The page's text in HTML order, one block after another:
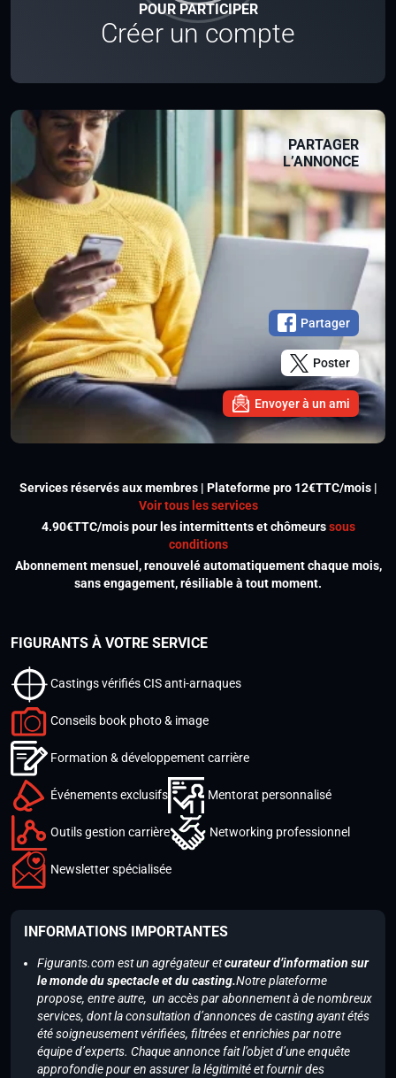
POUR PARTICIPER
Créer un compte
PARTAGER
L’ANNONCE
Partager
Poster
Envoyer à un ami
Services réservés aux membres | Plateforme pro 12€TTC/mois |
Voir tous les services
4.90€TTC/mois pour les intermittents et chômeurssous
conditions
Abonnement mensuel, renouvelé automatiquement chaque mois,
sans engagement, résiliable à tout moment.
FIGURANTS À VOTRE SERVICE
Castings vérifiés CIS anti-arnaques
Conseils book photo & image
Formation & développement carrière
Événements exclusifs Mentorat personnalisé
Outils gestion carrière Networking professionnel
Newsletter spécialisée
INFORMATIONS IMPORTANTES
Figurants.com est un agrégateur etcurateur d’information sur
le monde du spectacle et du casting.Notre plateforme
propose, entre autre, un accès par abonnement à de nombreux
services, dont la consultation d’annonces de casting ayant étés
été soigneusement vérifiées, filtrées et enrichies par notre
équipe d’experts. Chaque annonce fait l’objet d’une enquête
approfondie pour en assurer la légitimité et fournir des